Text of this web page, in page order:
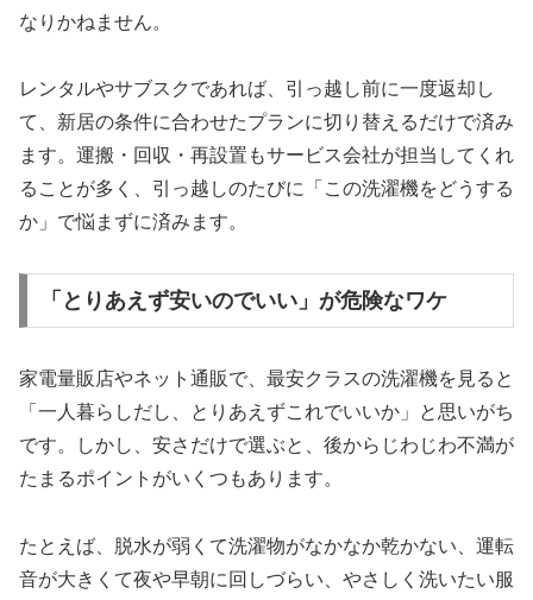
なりかねません。
レンタルやサブスクであれば、引っ越し前に一度返却し
て、新居の条件に合わせたプランに切り替えるだけで済み
ます。運搬・回収・再設置もサービス会社が担当してくれ
ることが多く、引っ越しのたびに「この洗濯機をどうする
か」で悩まずに済みます。
「とりあえず安いのでいい」が危険なワケ
家電量販店やネット通販で、最安クラスの洗濯機を見ると
「一人暮らしだし、とりあえずこれでいいか」と思いがち
です。しかし、安さだけで選ぶと、後からじわじわ不満が
たまるポイントがいくつもあります。
たとえば、脱水が弱くて洗濯物がなかなか乾かない、運転
音が大きくて夜や早朝に回しづらい、やさしく洗いたい服